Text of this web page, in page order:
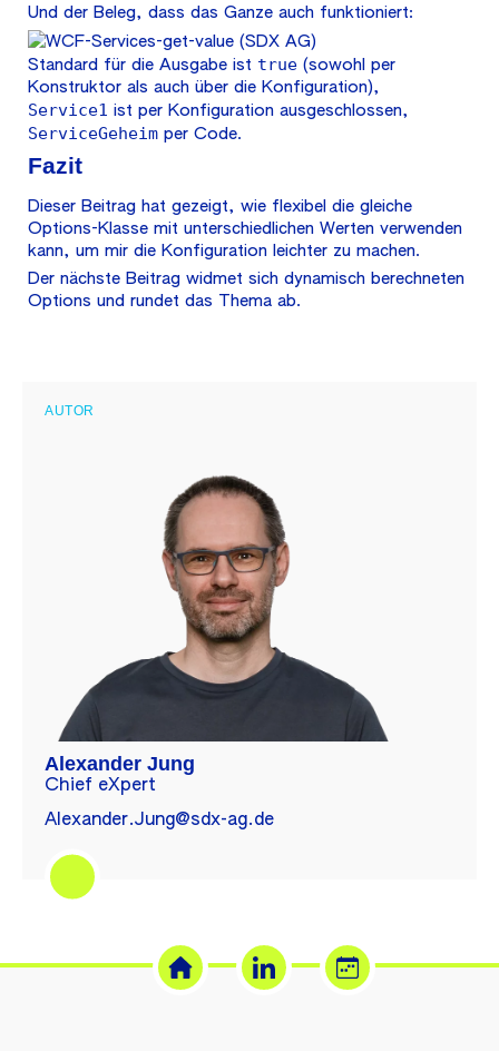
Und der Beleg, dass das Ganze auch funktioniert:
Standard für die Ausgabe ist true (sowohl per
Konstruktor als auch über die Konfiguration),
Service1 ist per Konfiguration ausgeschlossen,
ServiceGeheim per Code.
Fazit
Dieser Beitrag hat gezeigt, wie flexibel die gleiche
Options-Klasse mit unterschiedlichen Werten verwenden
kann, um mir die Konfiguration leichter zu machen.
Der nächste Beitrag widmet sich dynamisch berechneten
Options und rundet das Thema ab.
AUTOR
Alexander Jung
Chief eXpert
Alexander.Jung@sdx-ag.de